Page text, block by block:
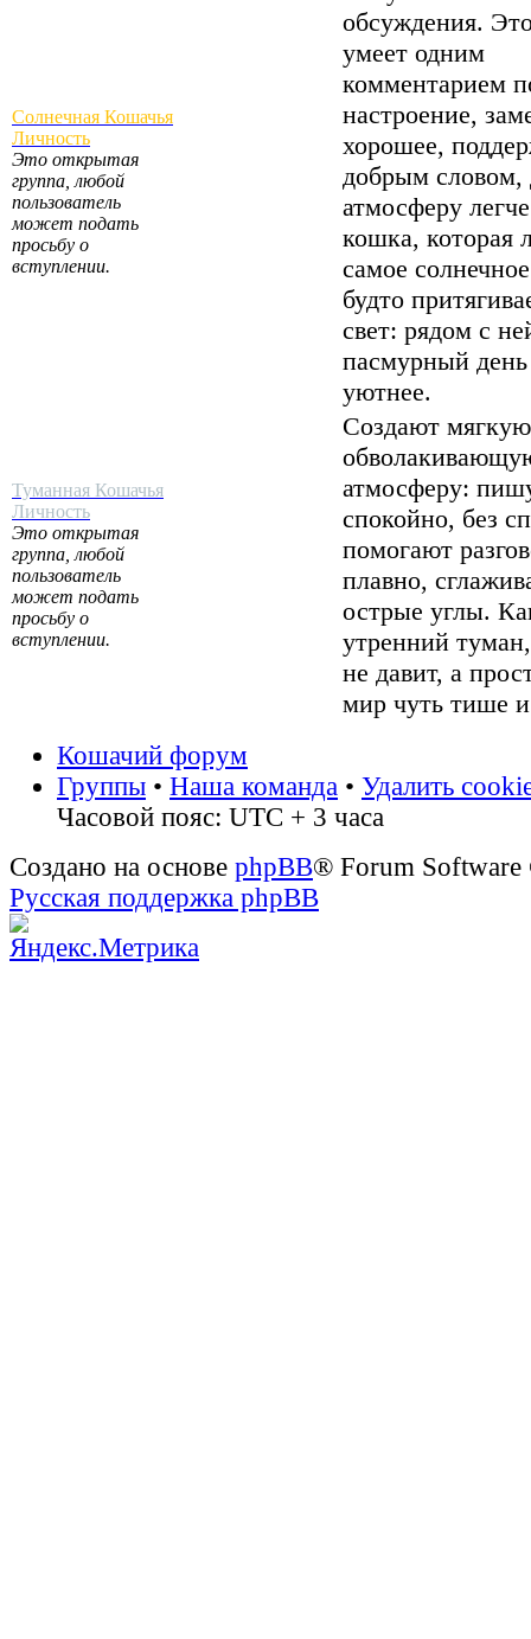
Солнечная Кошачья
Личность
Это открытая
группа, любой
пользователь
может подать
просьбу о
вступлении.
обсуждения.
умеет одним
комментарием
настроение,
хорошее,
добрым словом,
атмосферу
кошка, которая
самое
будто
свет: рядом с
пасмурный
уютнее.
Туманная Кошачья
Личность
Это открытая
группа, любой
пользователь
может подать
просьбу о
вступлении.
Создают
атмосферу:
спокойно, без
помогают
плавно,
острые углы.
утренний
не давит, а
мир чуть тише
Кошачий форум
Группы • Наша команда • Удалить
Часовой пояс: UTC + 3 часа
Создано на основе phpBB® Forum
Русская поддержка phpBB